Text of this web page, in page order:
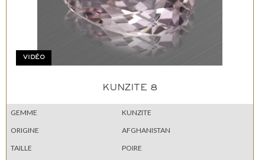
VIDÉO
KUNZITE 8
GEMME
KUNZITE
ORIGINE
AFGHANISTAN
TAILLE
POIRE